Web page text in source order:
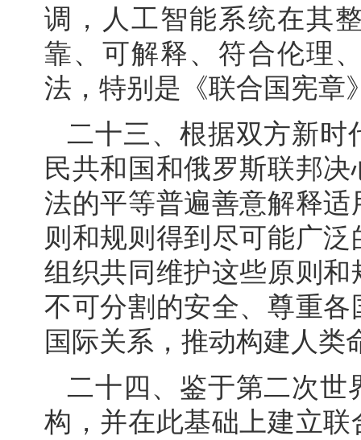
调，人工智能系统在其
靠、可解释、符合伦理
法，特别是《联合国宪章
二十三、根据双方新时
民共和国和俄罗斯联邦
法的平等普遍善意解释
则和规则得到尽可能广
组织共同维护这些原则
不可分割的安全、尊重
国际关系，推动构建人类
二十四、鉴于第二次世
构，并在此基础上建立